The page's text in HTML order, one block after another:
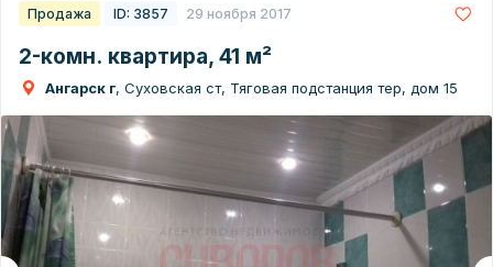
Продажа ID: 3857 29 ноября 2017
2-комн. квартира, 41 м²
Ангарск г, Суховская ст, Тяговая подстанция тер, дом 15